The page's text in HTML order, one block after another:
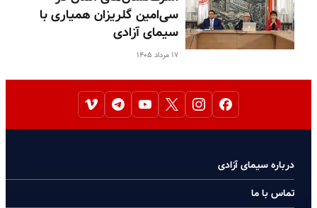
سی‌امین گلریزان همیاری با
سیمای آزادی
۱۷ مرداد ۱۴۰۵
درباره سیمای آزادی
تماس با ما